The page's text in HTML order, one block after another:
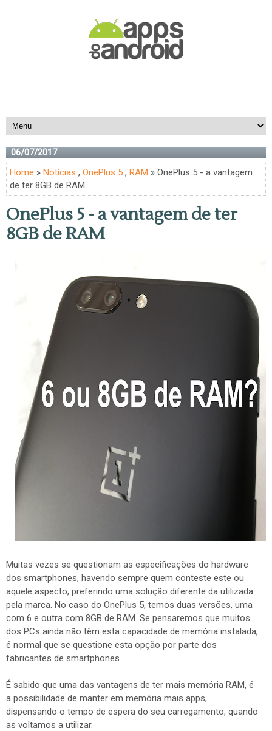
06/07/2017
Home » Notícias , OnePlus 5 , RAM » OnePlus 5 - a vantagem
de ter 8GB de RAM
OnePlus 5 - a vantagem de ter
8GB de RAM
Muitas vezes se questionam as especificações do hardware
dos smartphones, havendo sempre quem conteste este ou
aquele aspecto, preferindo uma solução diferente da utilizada
pela marca. No caso do OnePlus 5, temos duas versões, uma
com 6 e outra com 8GB de RAM. Se pensaremos que muitos
dos PCs ainda não têm esta capacidade de memória instalada,
é normal que se questione esta opção por parte dos
fabricantes de smartphones.
É sabido que uma das vantagens de ter mais memória RAM, é
a possibilidade de manter em memória mais apps,
dispensando o tempo de espera do seu carregamento, quando
as voltamos a utilizar.